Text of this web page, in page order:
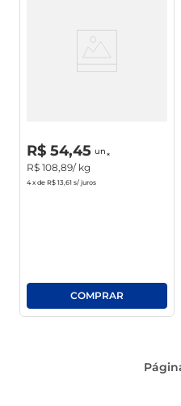
R$ 54,45 un
R$ 108,89/ kg
4 x de R$ 13,61 s/ juros